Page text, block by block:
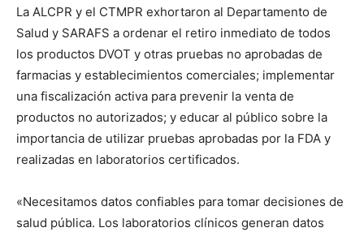
La ALCPR y el CTMPR exhortaron al Departamento de
Salud y SARAFS a ordenar el retiro inmediato de todos
los productos DVOT y otras pruebas no aprobadas de
farmacias y establecimientos comerciales; implementar
una fiscalización activa para prevenir la venta de
productos no autorizados; y educar al público sobre la
importancia de utilizar pruebas aprobadas por la FDA y
realizadas en laboratorios certificados.
«Necesitamos datos confiables para tomar decisiones de
salud pública. Los laboratorios clínicos generan datos